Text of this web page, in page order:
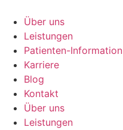
Inhalt
springen
Über uns
Leistungen
Patienten-Information
Karriere
Blog
Kontakt
Über uns
Leistungen